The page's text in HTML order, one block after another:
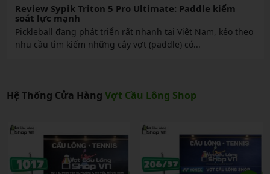
Review Sypik Triton 5 Pro Ultimate: Paddle kiểm
soát lực mạnh
Pickleball đang phát triển rất nhanh tại Việt Nam, kéo theo
nhu cầu tìm kiếm những cây vợt (paddle) có...
Hệ Thống Cửa Hàng Vợt Cầu Lông Shop